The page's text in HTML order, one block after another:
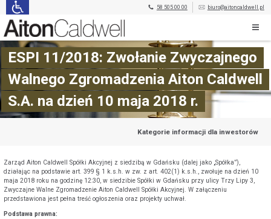
58 505 00 00 biuro@aitoncaldwell.pl
ESPI 11/2018: Zwołanie Zwyczajnego
Walnego Zgromadzenia Aiton Caldwell
S.A. na dzień 10 maja 2018 r.
Kategorie informacji dla inwestorów
Zarząd Aiton Caldwell Spółki Akcyjnej z siedzibą w Gdańsku (dalej jako „Spółka”),
działając na podstawie art. 399 § 1 k.s.h. w zw. z art. 402(1) k.s.h., zwołuje na dzień 10
maja 2018 roku na godzinę 12:30, w siedzibie Spółki w Gdańsku przy ulicy Trzy Lipy 3,
Zwyczajne Walne Zgromadzenie Aiton Caldwell Spółki Akcyjnej. W załączeniu
przedstawiona jest pełna treść ogłoszenia oraz projekty uchwał.
Podstawa prawna: